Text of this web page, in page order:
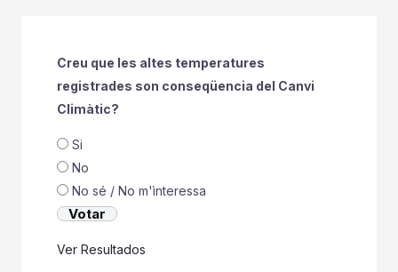
Creu que les altes temperatures
registrades son conseqüencia del Canvi
Climàtic?
Si
No
No sé / No m'ìnteressa
Ver Resultados